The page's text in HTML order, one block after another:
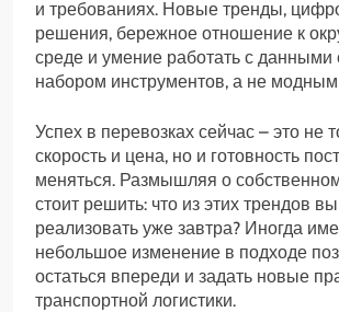
и требованиях. Новые тренды,
решения, бережное отношение к
среде и умение работать с данными
набором инструментов, а не
Успех в перевозках сейчас – это не
скорость и цена, но и готовность
меняться. Размышляя о
стоит решить: что из этих трендов
реализовать уже завтра? Иногда
небольшое изменение в подходе
остаться впереди и задать новые
транспортной логистики.